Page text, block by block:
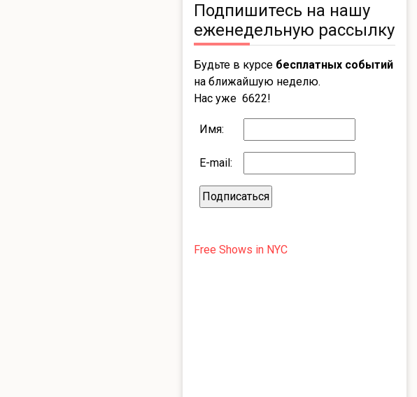
Подпишитесь на нашу
еженедельную рассылку
Будьте в курсе бесплатных событий
на ближайшую неделю.
Нас уже 6622!
Имя:
E-mail:
Free Shows in NYC